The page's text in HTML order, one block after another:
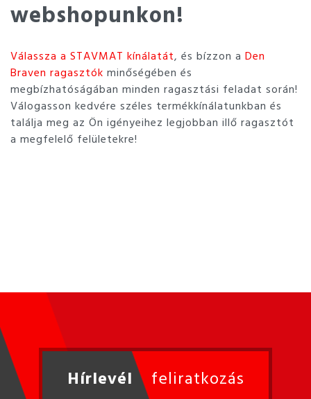
webshopunkon!
Válassza a STAVMAT kínálatát, és bízzon a Den
Braven ragasztók minőségében és
megbízhatóságában minden ragasztási feladat során!
Válogasson kedvére széles termékkínálatunkban és
találja meg az Ön igényeihez legjobban illő ragasztót
a megfelelő felületekre!
Hírlevél feliratkozás